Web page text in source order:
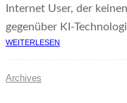
Internet User, der
gegenüber KI-
WEITERLESEN
Archives